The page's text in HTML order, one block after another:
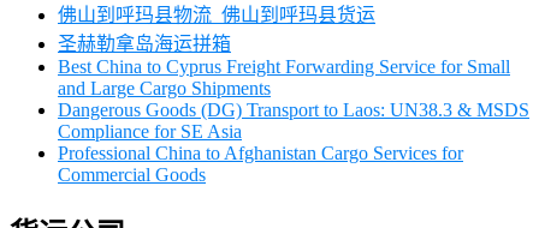
佛山到呼玛县物流_佛山到呼玛县货运
圣赫勒拿岛海运拼箱
Best China to Cyprus Freight Forwarding Service for Small
and Large Cargo Shipments
Dangerous Goods (DG) Transport to Laos: UN38.3 & MSDS
Compliance for SE Asia
Professional China to Afghanistan Cargo Services for
Commercial Goods